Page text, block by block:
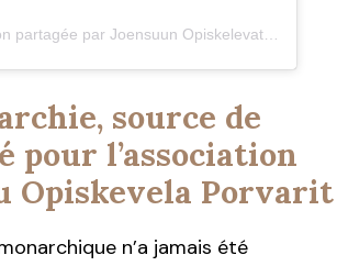
source de
pour l’association
Opiskevela Porvarit
n’a jamais été